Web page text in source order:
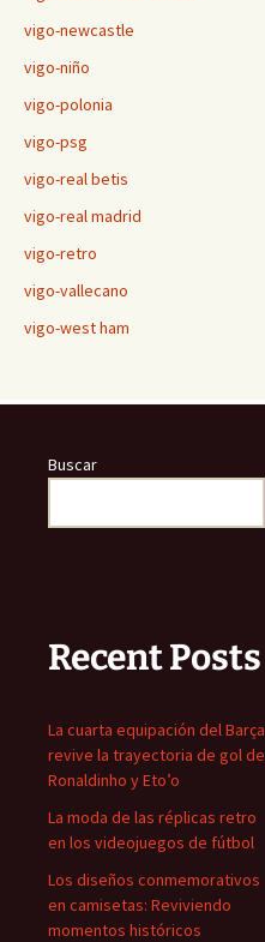
vigo-newcastle
vigo-niño
vigo-polonia
vigo-psg
vigo-real betis
vigo-real madrid
vigo-retro
vigo-vallecano
vigo-west ham
Buscar
Recent Posts
La cuarta equipación del Barça
revive la trayectoria de gol de
Ronaldinho y Eto’o
La moda de las réplicas retro
en los videojuegos de fútbol
Los diseños conmemorativos
en camisetas: Reviviendo
momentos históricos